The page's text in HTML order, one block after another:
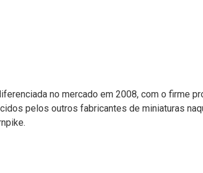
no mercado em 2008, com o firme
pelos outros fabricantes de miniaturas